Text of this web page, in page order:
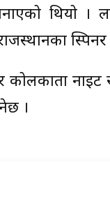
थियो
।